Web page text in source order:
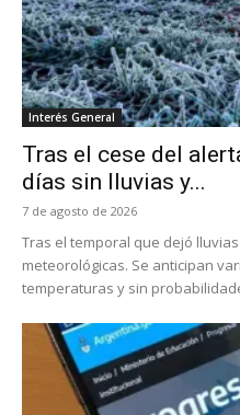
Interés General
Tras el cese del
días sin lluvias y...
7 de agosto de 2026
Tras el temporal que dejó
meteorológicas. Se anticipan
temperaturas y sin